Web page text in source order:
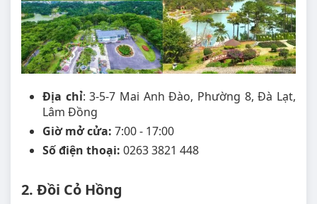
Địa chỉ: 3-5-7 Mai Anh Đào, Phường 8, Đà Lạt,
Lâm Đồng
Giờ mở cửa: 7:00 - 17:00
Số điện thoại: 0263 3821 448
2. Đồi Cỏ Hồng